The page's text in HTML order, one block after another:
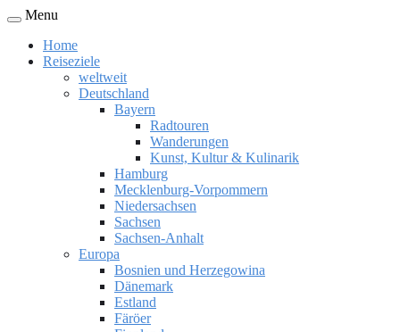
Menu
Home
Reiseziele
weltweit
Deutschland
Bayern
Radtouren
Wanderungen
Kunst, Kultur & Kulinarik
Hamburg
Mecklenburg-Vorpommern
Niedersachsen
Sachsen
Sachsen-Anhalt
Europa
Bosnien und Herzegowina
Dänemark
Estland
Färöer